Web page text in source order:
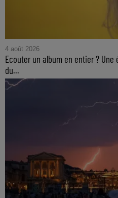
4 août 2026
Ecouter un album en entier ? Une
du...